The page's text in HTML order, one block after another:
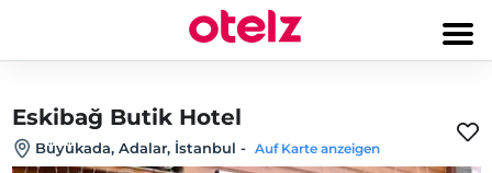
Eskibağ Butik Hotel
Büyükada, Adalar, İstanbul - Auf Karte anzeigen